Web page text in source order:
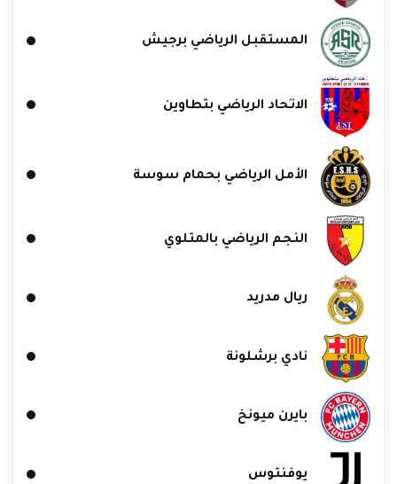
المستقبل الرياضي برجيش
الاتحاد الرياضي بتطاوين
الأمل الرياضي بحمام سوسة
النجم الرياضي بالمتلوي
ريال مدريد
نادي برشلونة
بايرن ميونخ
يوفنتوس